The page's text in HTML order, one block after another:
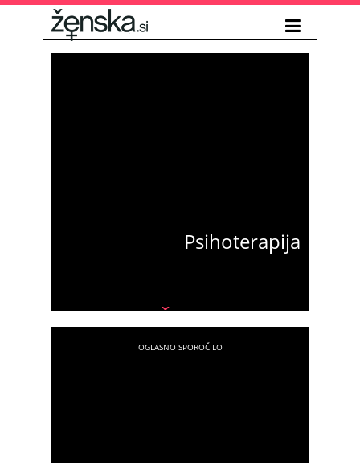
Psihoterapija
Romana Čolić
Bodite pogumni in naredite prvi korak